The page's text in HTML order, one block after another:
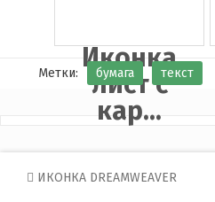
Иконка
лист с
кар...
Метки: бумага текст
Post
ИКОНКА DREAMWEAVER